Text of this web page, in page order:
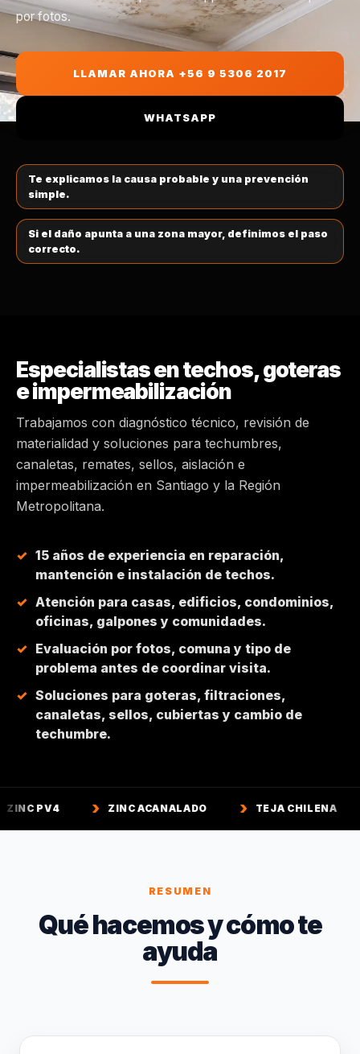
CAMBIO DE TECHUMBRE
CANALETAS Y HOJALATERÍA
MANTENCIÓN DE TECHOS
TECHO DE ZINC
TECHO EMBALLETADO
COBERTIZOS
VITACURA
LO BARNECHEA
ÑUÑOA
LA REINA
SANTIAGO CENTRO
MAIPÚ
PEÑALOLÉN
HUECHURABA
COLINA
CHICUREO
por fotos.
LLAMAR AHORA +56 9 5306 2017
WHATSAPP
Te explicamos la causa probable y una prevención
simple.
Si el daño apunta a una zona mayor, definimos el paso
correcto.
Especialistas en techos, goteras
e impermeabilización
Trabajamos con diagnóstico técnico, revisión de
materialidad y soluciones para techumbres,
canaletas, remates, sellos, aislación e
impermeabilización en Santiago y la Región
Metropolitana.
15 años de experiencia en reparación,
mantención e instalación de techos.
Atención para casas, edificios, condominios,
oficinas, galpones y comunidades.
Evaluación por fotos, comuna y tipo de
problema antes de coordinar visita.
Soluciones para goteras, filtraciones,
canaletas, sellos, cubiertas y cambio de
techumbre.
ZINC ACANALADO TEJA CHILENA TEJA
RESUMEN
Qué hacemos y cómo te
ayuda